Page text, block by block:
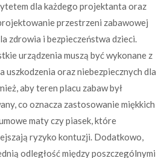
dla każdego projektanta oraz
przestrzeni zabawowej
zdrowia i bezpieczeństwa dzieci.
urządzenia muszą być wykonane z
uszkodzenia oraz niebezpiecznych dla
aby teren placu zabaw był
co oznacza zastosowanie miękkich
maty czy piasek, które
ryzyko kontuzji. Dodatkowo,
odległość między poszczególnymi